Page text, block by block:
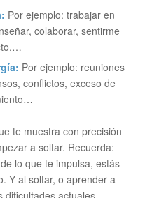
Por ejemplo: trabajar en
colaborar, sentirme
Por ejemplo: reuniones
conflictos, exceso de
te muestra con precisión
a soltar. Recuerda:
lo que te impulsa, estás
Y al soltar, o aprender a